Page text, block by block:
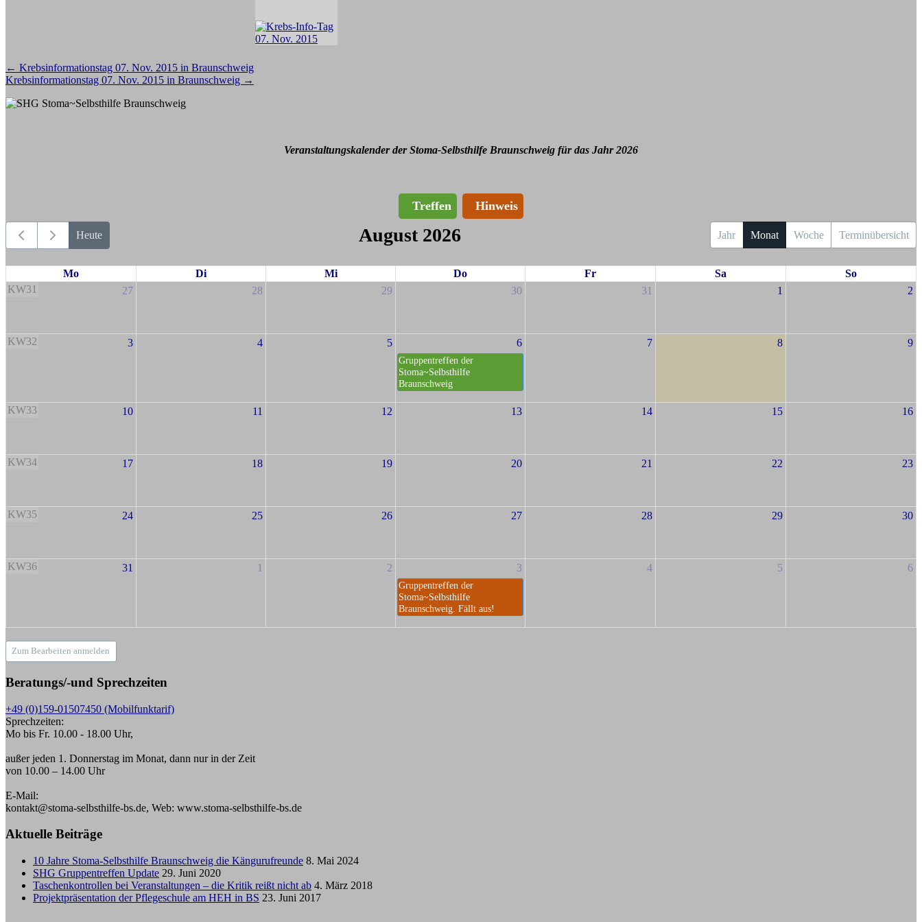
Beitragsnavigation
← Krebsinformationstag 07. Nov. 2015 in Braunschweig
Krebsinformationstag 07. Nov. 2015 in Braunschweig →
Veranstaltungskalender der Stoma-Selbsthilfe Braunschweig für das Jahr 2026
Treffen Hinweis
Heute August 2026 Jahr Monat Woche Terminübersicht
Mo Di Mi Do Fr Sa
So
KW31
27 28 29 30 31 1 2
KW32 3 4 5 6
Gruppentreffen der
Stoma~Selbsthilfe
Braunschweig
7 8 9
KW33 10 11 12 13 14 15 16
KW34 17 18 19 20 21 22 23
KW35 24 25 26 27 28 29 30
KW36 31 1 2 3
Gruppentreffen der
Stoma~Selbsthilfe
Braunschweig. Fällt aus!
4 5 6
Zum Bearbeiten anmelden
Beratungs/-und Sprechzeiten
+49 (0)159-01507450 (Mobilfunktarif)
Sprechzeiten:
Mo bis Fr. 10.00 - 18.00 Uhr,
außer jeden 1. Donnerstag im Monat, dann nur in der Zeit
von 10.00 – 14.00 Uhr
E-Mail:
kontakt@stoma-selbsthilfe-bs.de, Web: www.stoma-selbsthilfe-bs.de
Aktuelle Beiträge
10 Jahre Stoma-Selbsthilfe Braunschweig die Kängurufreunde 8. Mai 2024
SHG Gruppentreffen Update 29. Juni 2020
Taschenkontrollen bei Veranstaltungen – die Kritik reißt nicht ab 4. März 2018
Projektpräsentation der Pflegeschule am HEH in BS 23. Juni 2017